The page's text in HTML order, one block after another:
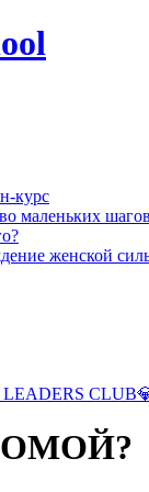
курс
маленьких
женской